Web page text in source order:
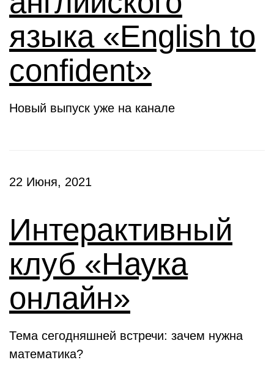
языка «English to
confident»
Новый выпуск уже на канале
22 Июня, 2021
Интерактивный
клуб «Наука
онлайн»
Тема сегодняшней встречи: зачем нужна
математика?